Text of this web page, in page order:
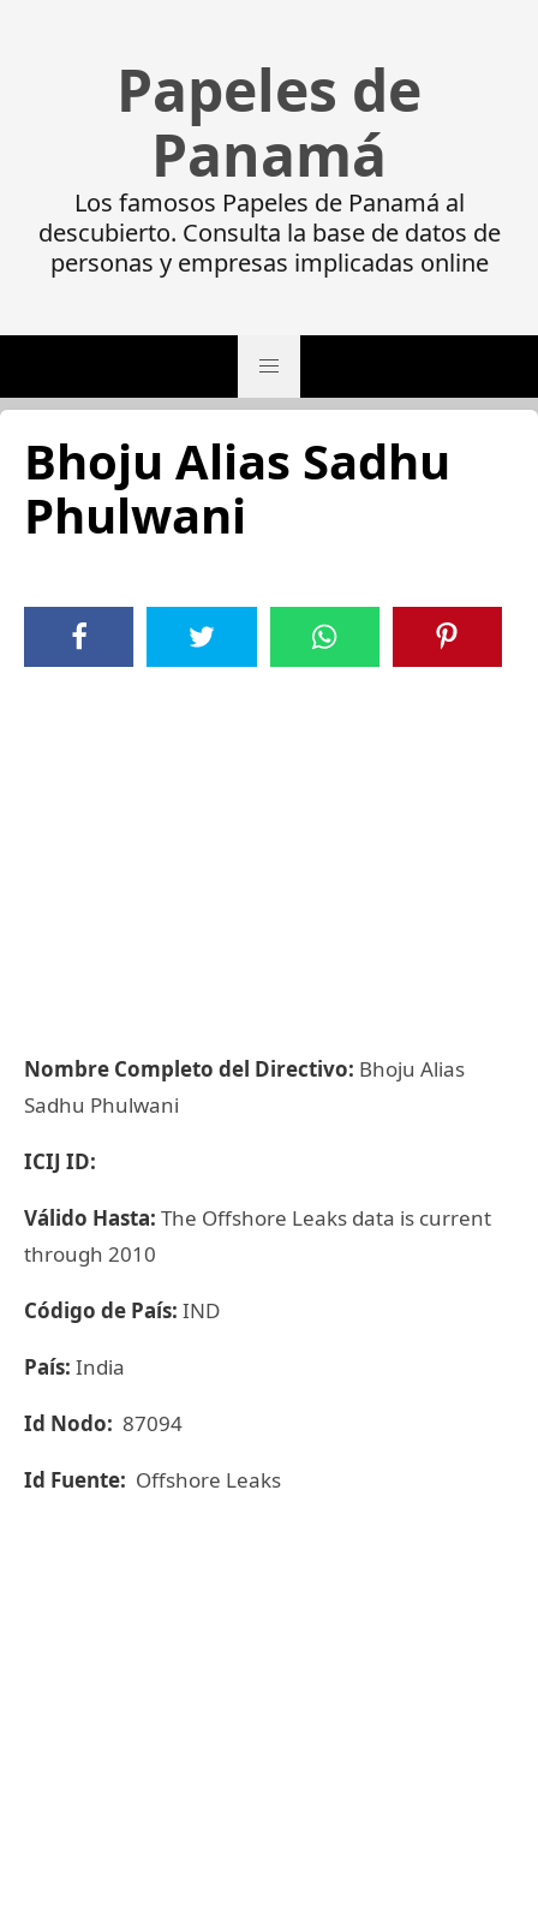
Papeles de
Panamá
Los famosos Papeles de Panamá al
descubierto. Consulta la base de datos de
personas y empresas implicadas online
Bhoju Alias Sadhu
Phulwani
Nombre Completo del Directivo: Bhoju Alias
Sadhu Phulwani
ICIJ ID:
Válido Hasta: The Offshore Leaks data is current
through 2010
Código de País: IND
País: India
Id Nodo: 87094
Id Fuente: Offshore Leaks